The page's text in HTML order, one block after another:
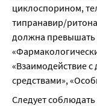
циклоспорином,
типранавир/
должна превышать
«Взаимодействие
средствами»,
Следует